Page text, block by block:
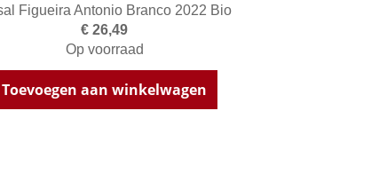
Figueira Antonio Branco 2022 Bio
€ 26,49
Op voorraad
Toevoegen aan winkelwagen